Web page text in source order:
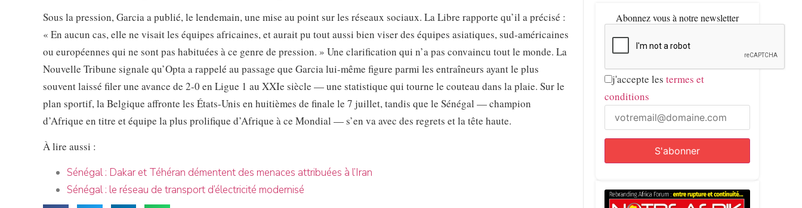
Sous la pression, Garcia a publié, le lendemain, une mise au point sur les réseaux sociaux. La Libre rapporte qu’il a précisé :
« En aucun cas, elle ne visait les équipes africaines, et aurait pu tout aussi bien viser des équipes asiatiques, sud-américaines
ou européennes qui ne sont pas habituées à ce genre de pression. » Une clarification qui n’a pas convaincu tout le monde. La
Nouvelle Tribune signale qu’Opta a rappelé au passage que Garcia lui-même figure parmi les entraîneurs ayant le plus
souvent laissé filer une avance de 2-0 en Ligue 1 au XXIe siècle — une statistique qui tourne le couteau dans la plaie. Sur le
plan sportif, la Belgique affronte les États-Unis en huitièmes de finale le 7 juillet, tandis que le Sénégal — champion
d’Afrique en titre et équipe la plus prolifique d’Afrique à ce Mondial — s’en va avec des regrets et la tête haute.
À lire aussi :
Sénégal : Dakar et Téhéran démentent des menaces attribuées à l’Iran
Sénégal : le réseau de transport d’électricité modernisé
Abonnez vous à notre newsletter
j'accepte les termes et
conditions